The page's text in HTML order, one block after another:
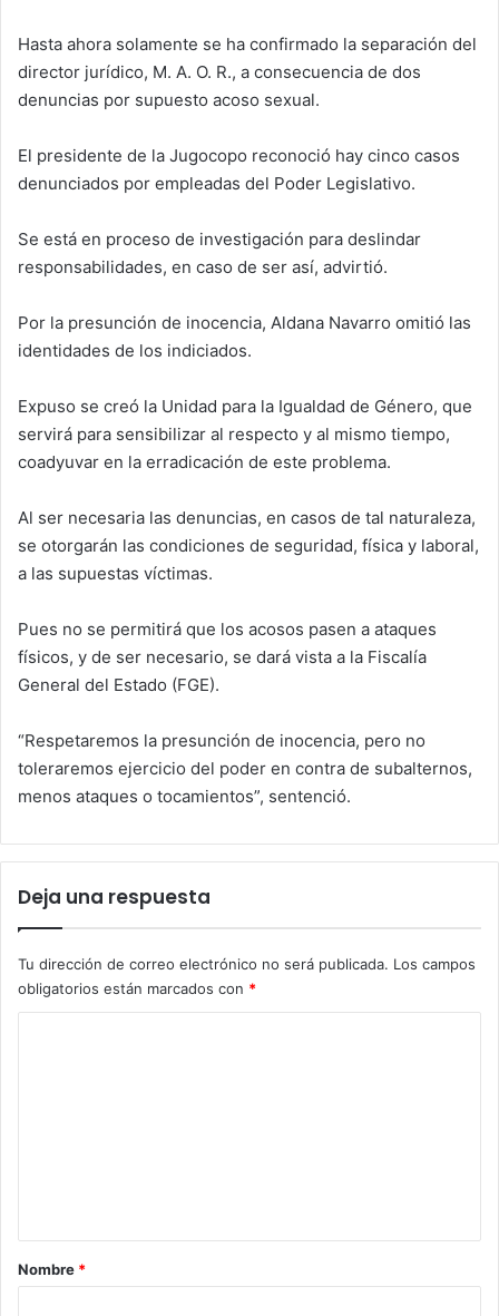
Hasta ahora solamente se ha confirmado la separación del
director jurídico, M. A. O. R., a consecuencia de dos
denuncias por supuesto acoso sexual.
El presidente de la Jugocopo reconoció hay cinco casos
denunciados por empleadas del Poder Legislativo.
Se está en proceso de investigación para deslindar
responsabilidades, en caso de ser así, advirtió.
Por la presunción de inocencia, Aldana Navarro omitió las
identidades de los indiciados.
Expuso se creó la Unidad para la Igualdad de Género, que
servirá para sensibilizar al respecto y al mismo tiempo,
coadyuvar en la erradicación de este problema.
Al ser necesaria las denuncias, en casos de tal naturaleza,
se otorgarán las condiciones de seguridad, física y laboral,
a las supuestas víctimas.
Pues no se permitirá que los acosos pasen a ataques
físicos, y de ser necesario, se dará vista a la Fiscalía
General del Estado (FGE).
“Respetaremos la presunción de inocencia, pero no
toleraremos ejercicio del poder en contra de subalternos,
menos ataques o tocamientos”, sentenció.
Deja una respuesta
Tu dirección de correo electrónico no será publicada. Los campos
obligatorios están marcados con *
rNombre *